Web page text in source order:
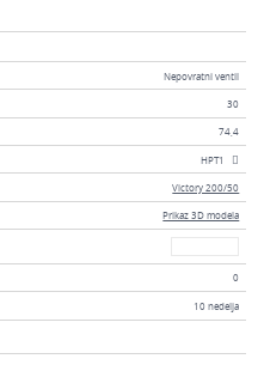
Nepovratni ventil
30
74,4
HPT1
Victory 200/50
Prikaz 3D modela
0
10 nedelja